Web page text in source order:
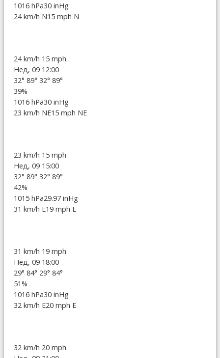
1016 hPa30 inHg
24 km/h N15 mph N
24 km/h 15 mph
Нед, 09 12:00
32° 89° 32° 89°
39%
1016 hPa30 inHg
23 km/h NE15 mph NE
23 km/h 15 mph
Нед, 09 15:00
32° 89° 32° 89°
42%
1015 hPa29.97 inHg
31 km/h E19 mph E
31 km/h 19 mph
Нед, 09 18:00
29° 84° 29° 84°
51%
1016 hPa30 inHg
32 km/h E20 mph E
32 km/h 20 mph